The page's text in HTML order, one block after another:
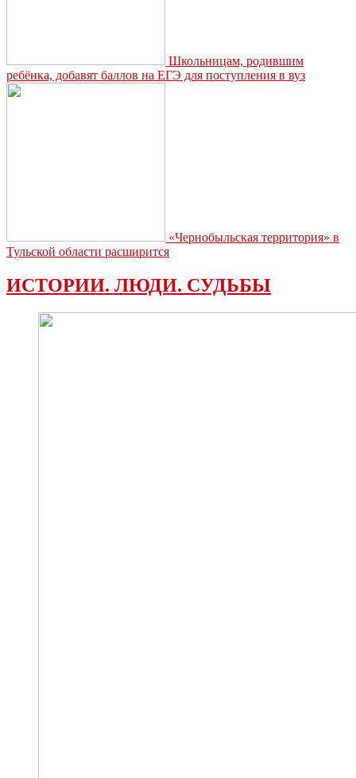
Школьницам, родившим
ребёнка, добавят баллов на ЕГЭ для поступления в вуз
«Чернобыльская территория» в
Тульской области расширится
ИСТОРИИ. ЛЮДИ. СУДЬБЫ